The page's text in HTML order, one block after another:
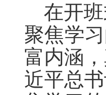
在开
聚焦学
富内涵
近平总